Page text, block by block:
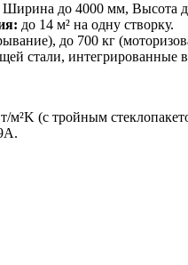
Ширина до 4000 мм, Высота
до 14 м² на одну створку.
до 700 кг
стали, интегрированные в
м²K (с тройным